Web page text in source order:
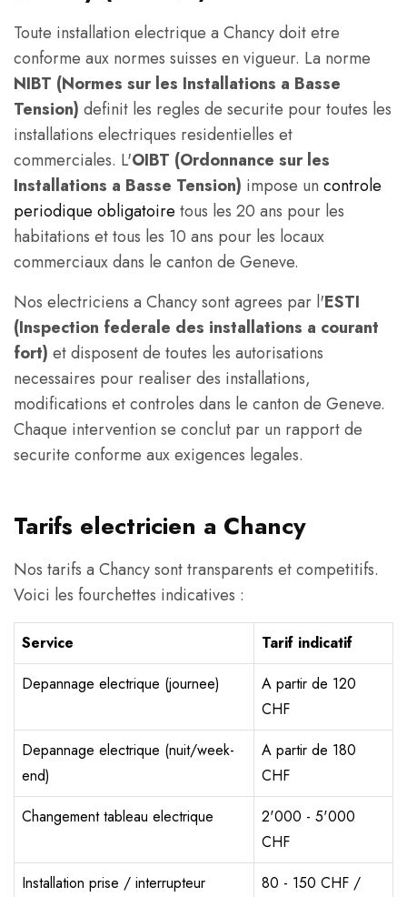
Toute installation electrique a Chancy doit etre
conforme aux normes suisses en vigueur. La norme
NIBT (Normes sur les Installations a Basse
Tension) definit les regles de securite pour toutes les
installations electriques residentielles et
commerciales. L'OIBT (Ordonnance sur les
Installations a Basse Tension) impose un controle
periodique obligatoire tous les 20 ans pour les
habitations et tous les 10 ans pour les locaux
commerciaux dans le canton de Geneve.
Nos electriciens a Chancy sont agrees par l'ESTI
(Inspection federale des installations a courant
fort) et disposent de toutes les autorisations
necessaires pour realiser des installations,
modifications et controles dans le canton de Geneve.
Chaque intervention se conclut par un rapport de
securite conforme aux exigences legales.
Tarifs electricien a Chancy
Nos tarifs a Chancy sont transparents et competitifs.
Voici les fourchettes indicatives :
Service
Tarif indicatif
Depannage electrique (journee)
A partir de 120
CHF
Depannage electrique (nuit/week-
end)
A partir de 180
CHF
Changement tableau electrique
2'000 - 5'000
CHF
Installation prise / interrupteur
80 - 150 CHF /